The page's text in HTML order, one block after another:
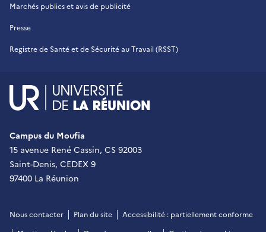
Marchés publics et avis de publicité
Presse
Registre de Santé et de Sécurité au Travail (RSST)
Campus du Moufia
15 avenue René Cassin, CS 92003
Saint-Denis, CEDEX 9
97400 La Réunion
Nous contacter Plan du site
Accessibilité : partiellement conforme